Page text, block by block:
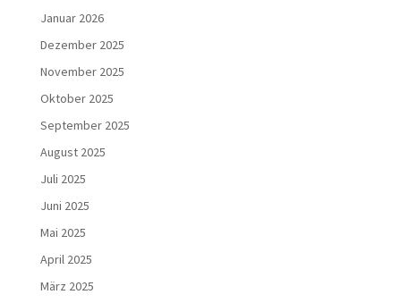
Januar 2026
Dezember 2025
November 2025
Oktober 2025
September 2025
August 2025
Juli 2025
Juni 2025
Mai 2025
April 2025
März 2025